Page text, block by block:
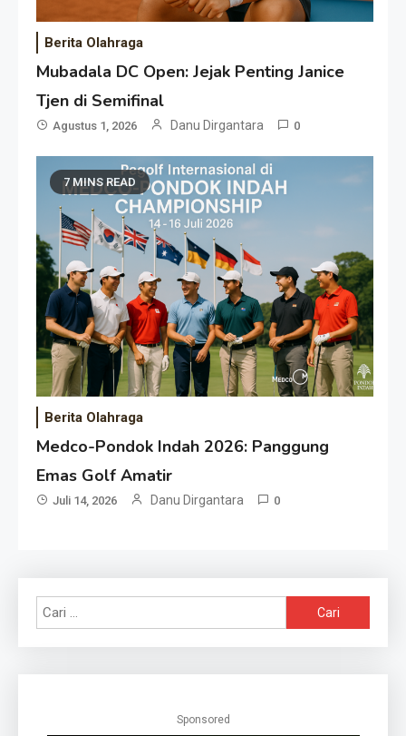
Berita Olahraga
Mubadala DC Open: Jejak Penting Janice
Tjen di Semifinal
Agustus 1, 2026 Danu Dirgantara 0
7 MINS READ
Berita Olahraga
Medco-Pondok Indah 2026: Panggung
Emas Golf Amatir
Juli 14, 2026 Danu Dirgantara 0
untuk:
Sponsored